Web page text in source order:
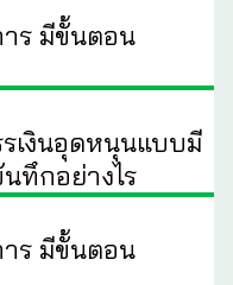
าร มีขั้นตอน
เงินอุดหนุนแบบมี
ทึกอย่างไร
าร มีขั้นตอน